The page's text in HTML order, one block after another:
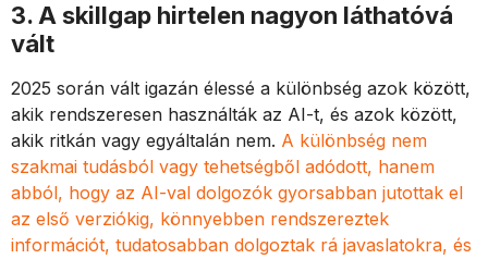
3. A skillgap hirtelen nagyon láthatóvá
vált
2025 során vált igazán élessé a különbség azok között,
akik rendszeresen használták az AI-t, és azok között,
akik ritkán vagy egyáltalán nem. A különbség nem
szakmai tudásból vagy tehetségből adódott, hanem
abból, hogy az AI-val dolgozók gyorsabban jutottak el
az első verziókig, könnyebben rendszereztek
információt, tudatosabban dolgoztak rá javaslatokra, és